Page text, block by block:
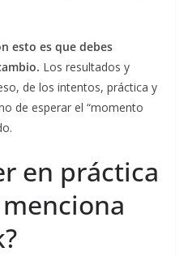
esto es que debes
Los resultados y
de los intentos, práctica y
de esperar el “momento
en práctica